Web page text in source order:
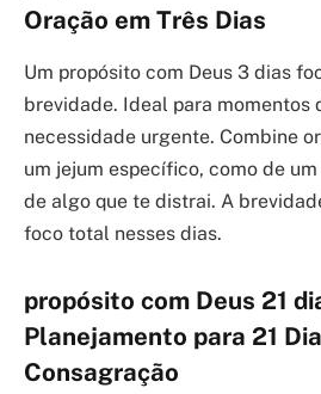
Oração em Três Dias
Um propósito com Deus 3 dias
brevidade. Ideal para momentos
necessidade urgente. Combine
um jejum específico, como de
de algo que te distrai. A
foco total nesses dias.
propósito com Deus 21
Planejamento para 21
Consagração